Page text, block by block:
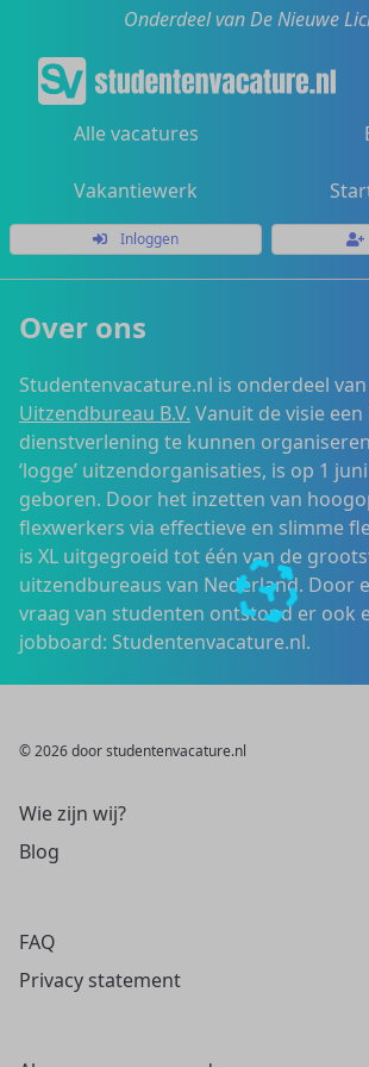
Onderdeel van De Nieuwe
Alle vacatures
Vakantiewerk
Inloggen
Over ons
Studentenvacature.nl is onderdeel van
Uitzendbureau B.V. Vanuit de visie
dienstverlening te kunnen
‘logge’ uitzendorganisaties, is op 1 juni
geboren. Door het inzetten van
flexwerkers via effectieve en slimme
is XL uitgegroeid tot één van de
uitzendbureaus van Nederland. Door
vraag van studenten ontstond er ook
jobboard: Studentenvacature.nl.
© 2026 door studentenvacature.nl
Wie zijn wij?
Blog
FAQ
Privacy statement